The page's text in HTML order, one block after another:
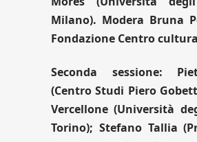
Milano). Modera Bruna
Fondazione Centro
Seconda sessione:
(Centro Studi Piero
Vercellone (Università
Torino); Stefano Tallia